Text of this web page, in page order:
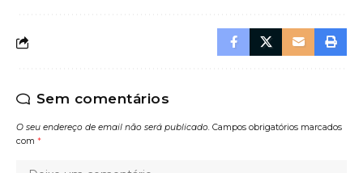
Sem comentários
O seu endereço de email não será publicado. Campos obrigatórios marcados
com *